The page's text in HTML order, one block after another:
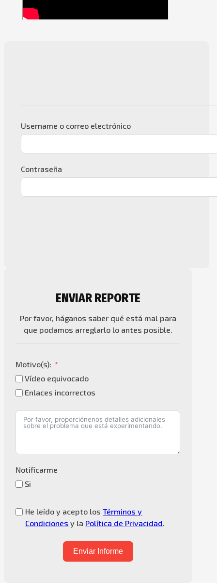
Username o correo electrónico
Contraseña
ENVIAR REPORTE
Por favor, háganos saber qué está mal para
que podamos arreglarlo lo antes posible.
Motivo(s):
Vídeo equivocado
Enlaces incorrectos
Notificarme
Si
He leído y acepto losTérminos y
Condiciones y la Política de Privacidad.
Enviar Informe